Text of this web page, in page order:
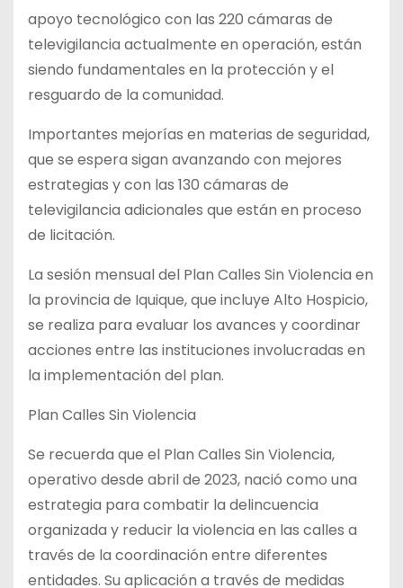
apoyo tecnológico con las 220 cámaras de
televigilancia actualmente en operación, están
siendo fundamentales en la protección y el
resguardo de la comunidad.
Importantes mejorías en materias de seguridad,
que se espera sigan avanzando con mejores
estrategias y con las 130 cámaras de
televigilancia adicionales que están en proceso
de licitación.
La sesión mensual del Plan Calles Sin Violencia en
la provincia de Iquique, que incluye Alto Hospicio,
se realiza para evaluar los avances y coordinar
acciones entre las instituciones involucradas en
la implementación del plan.
Plan Calles Sin Violencia
Se recuerda que el Plan Calles Sin Violencia,
operativo desde abril de 2023, nació como una
estrategia para combatir la delincuencia
organizada y reducir la violencia en las calles a
través de la coordinación entre diferentes
entidades. Su aplicación a través de medidas